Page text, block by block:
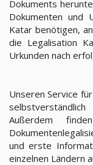
Dokuments
Dokumenten und
Katar benötigen,
die Legalisation
Urkunden nach
Unseren Service
Außerdem
und erste
einzelnen Ländern